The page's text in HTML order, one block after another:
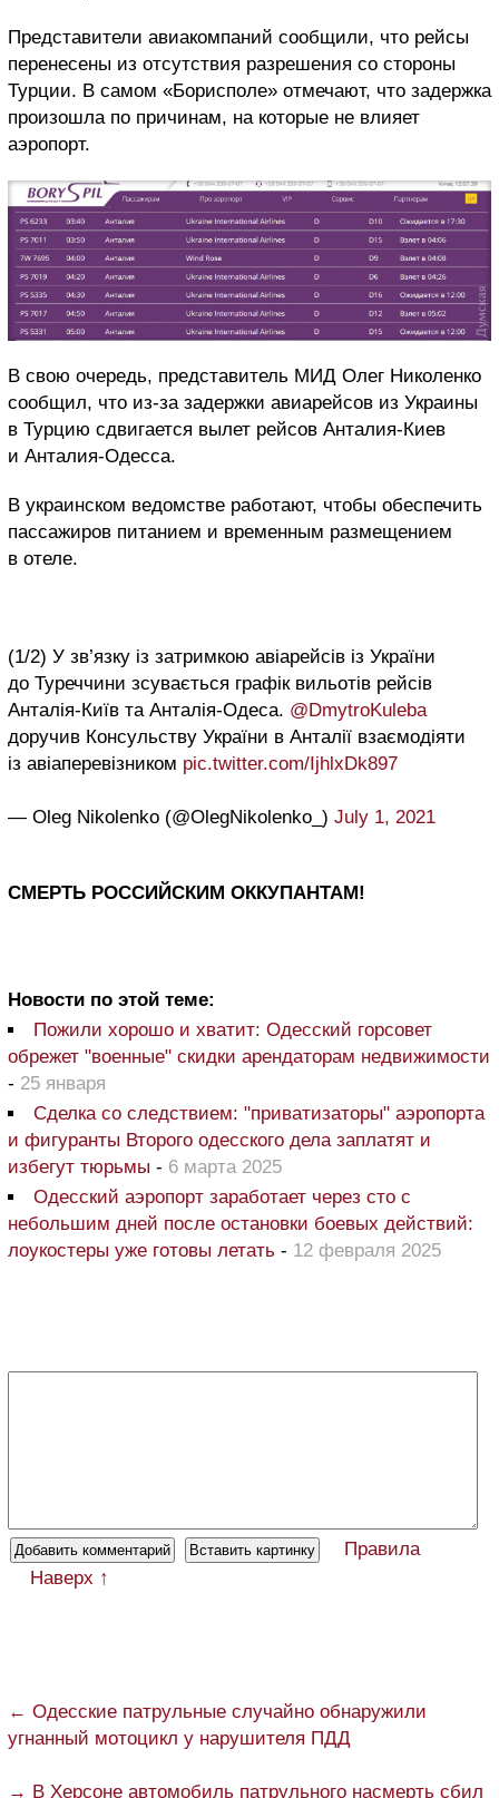
Представители авиакомпаний сообщили, что рейсы
перенесены из отсутствия разрешения со стороны
Турции. В самом «Борисполе» отмечают, что задержка
произошла по причинам, на которые не влияет
аэропорт.
В свою очередь, представитель МИД Олег Николенко
сообщил, что из-за задержки авиарейсов из Украины
в Турцию сдвигается вылет рейсов Анталия-Киев
и Анталия-Одесса.
В украинском ведомстве работают, чтобы обеспечить
пассажиров питанием и временным размещением
в отеле.
(1/2) У зв’язку із затримкою авіарейсів із України
до Туреччини зсувається графік вильотів рейсів
Анталія-Київ та Анталія-Одеса. @DmytroKuleba
доручив Консульству України в Анталії взаємодіяти
із авіаперевізником pic.twitter.com/IjhlxDk897
— Oleg Nikolenko (@OlegNikolenko_) July 1, 2021
СМЕРТЬ РОССИЙСКИМ ОККУПАНТАМ!
Новости по этой теме:
Пожили хорошо и хватит: Одесский горсовет
обрежет "военные" скидки арендаторам недвижимости
- 25 января
Сделка со следствием: "приватизаторы" аэропорта
и фигуранты Второго одесского дела заплатят и
избегут тюрьмы - 6 марта 2025
Одесский аэропорт заработает через сто с
небольшим дней после остановки боевых действий:
лоукостеры уже готовы летать - 12 февраля 2025
Правила
Наверх ↑
← Одесские патрульные случайно обнаружили
угнанный мотоцикл у нарушителя ПДД
→ В Херсоне автомобиль патрульного насмерть сбил